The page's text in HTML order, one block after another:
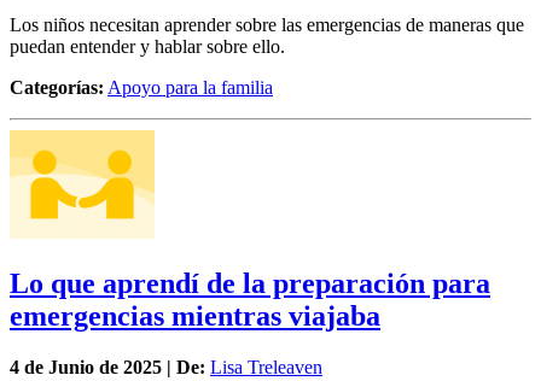
Los niños necesitan aprender sobre las emergencias de maneras que
puedan entender y hablar sobre ello.
Categorías: Apoyo para la familia
Lo que aprendí de la preparación para
emergencias mientras viajaba
4 de Junio de 2025 | De: Lisa Treleaven